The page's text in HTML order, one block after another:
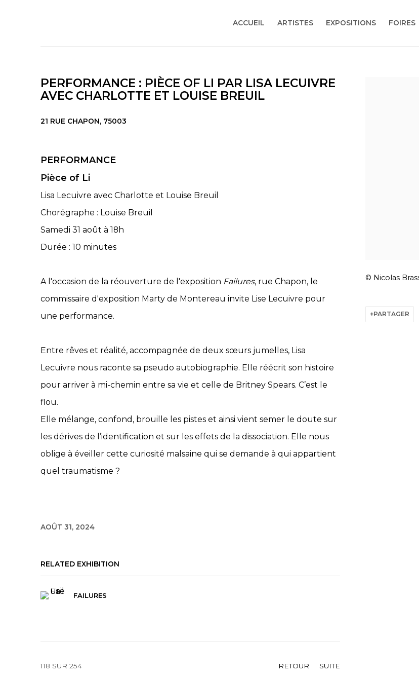
ACCUEIL ARTISTES EXPOSITIONS FOIRES
PERFORMANCE : PIÈCE OF LI PAR LISA LECUIVRE
AVEC CHARLOTTE ET LOUISE BREUIL
21 RUE CHAPON, 75003
© Nicolas
PARTAGER
PERFORMANCE
Pièce of Li
Lisa Lecuivre avec Charlotte et Louise Breuil
Chorégraphe : Louise Breuil
Samedi 31 août à 18h
Durée : 10 minutes
A l'occasion de la réouverture de l'exposition Failures, rue Chapon, le
commissaire d'exposition Marty de Montereau invite Lise Lecuivre pour
une performance.
Entre rêves et réalité, accompagnée de deux sœurs jumelles, Lisa
Lecuivre nous raconte sa pseudo autobiographie. Elle réécrit son histoire
pour arriver à mi-chemin entre sa vie et celle de Britney Spears. C’est le
flou.
Elle mélange, confond, brouille les pistes et ainsi vient semer le doute sur
les dérives de l’identification et sur les effets de la dissociation. Elle nous
oblige à éveiller cette curiosité malsaine qui se demande à qui appartient
quel traumatisme ?
AOÛT 31, 2024
RELATED EXHIBITION
FAILURES
RETOUR SUITE
118 SUR 254